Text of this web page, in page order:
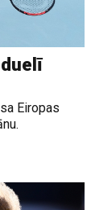
Eiropas